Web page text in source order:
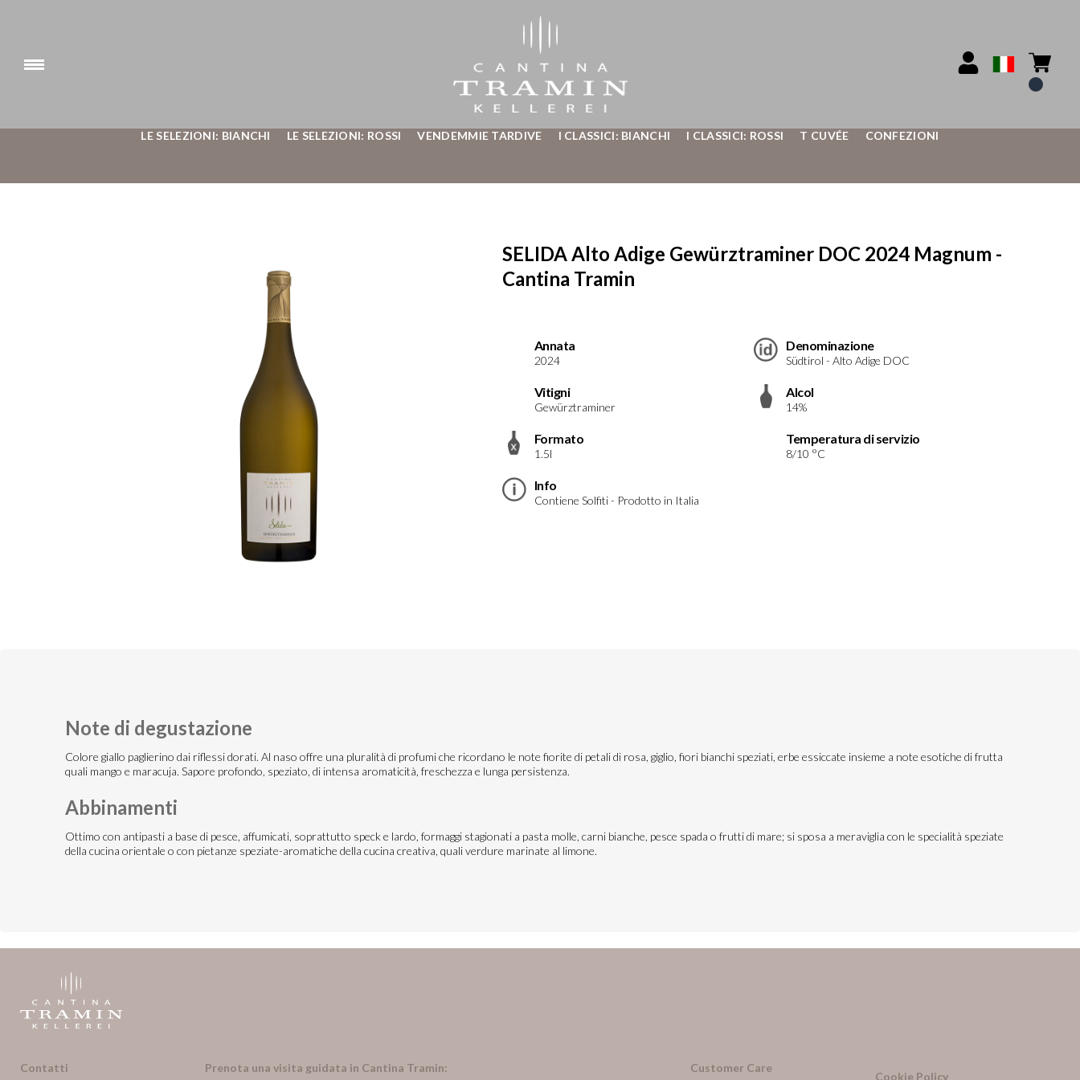
LE SELEZIONI: BIANCHI LE SELEZIONI: ROSSI VENDEMMIE TARDIVE I CLASSICI: BIANCHI I CLASSICI: ROSSI T CUVÉE CONFEZIONI
SELIDA Alto Adige Gewürztraminer DOC 2024 Magnum -
Cantina Tramin
Annata
2024
Denominazione
Südtirol - Alto Adige DOC
Vitigni
Gewürztraminer
Alcol
14%
Formato
1.5l
Temperatura di servizio
8/10 °C
Info
Contiene Solfiti - Prodotto in Italia
Note di degustazione
Colore giallo paglierino dai riflessi dorati. Al naso offre una pluralità di profumi che ricordano le note fiorite di petali di rosa, giglio, fiori bianchi speziati, erbe essiccate insieme a note esotiche di frutta
quali mango e maracuja. Sapore profondo, speziato, di intensa aromaticità, freschezza e lunga persistenza.
Abbinamenti
Ottimo con antipasti a base di pesce, affumicati, soprattutto speck e lardo, formaggi stagionati a pasta molle, carni bianche, pesce spada o frutti di mare; si sposa a meraviglia con le specialità speziate
della cucina orientale o con pietanze speziate-aromatiche della cucina creativa, quali verdure marinate al limone.
Contatti Prenota una visita guidata in Cantina Tramin: Customer Care
Cookie Policy